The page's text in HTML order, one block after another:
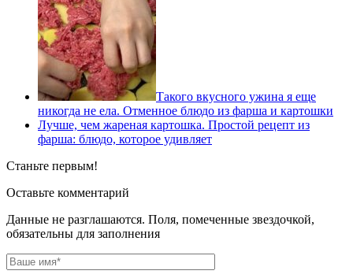
Такого вкусного ужина я еще
никогда не ела. Отменное блюдо из фарша и картошки
Лучше, чем жареная картошка. Простой рецепт из
фарша: блюдо, которое удивляет
Станьте первым!
Оставьте комментарий
Данные не разглашаются. Поля, помеченные звездочкой,
обязательны для заполнения